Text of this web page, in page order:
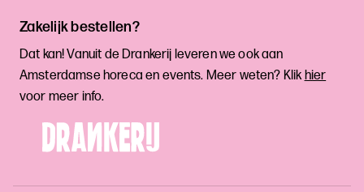
Zakelijk bestellen?
Dat kan! Vanuit de Drankerij leveren we ook aan
Amsterdamse horeca en events. Meer weten? Klikhier
voor meer info.